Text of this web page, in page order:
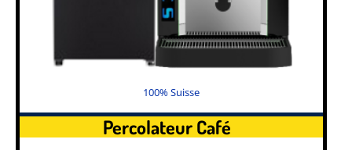
100% Suisse
Percolateur Café